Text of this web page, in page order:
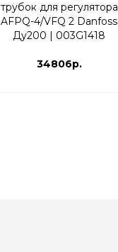
трубок для регулятора
AFPQ-4/VFQ 2 Danfoss
Ду200 | 003G1418
34806р.